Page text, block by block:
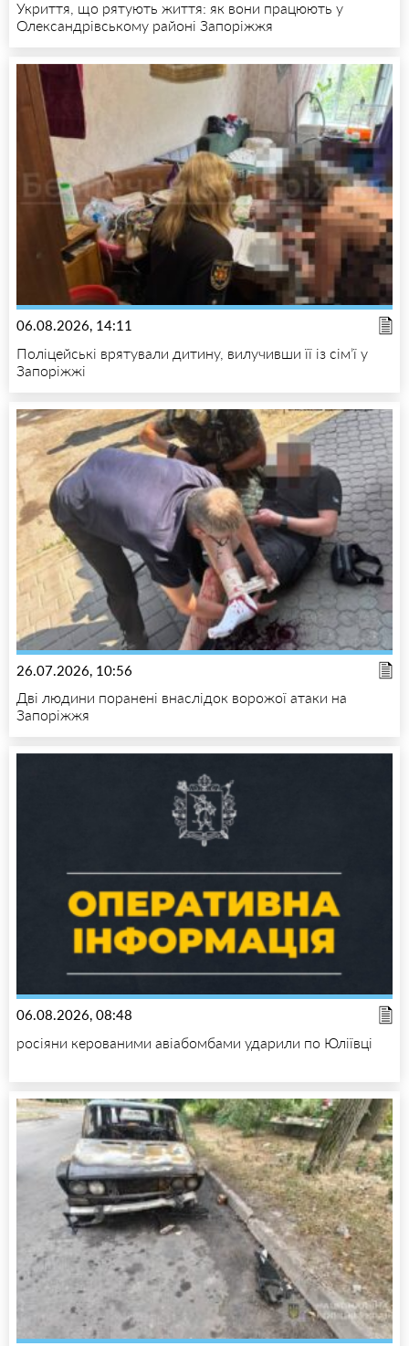
Укриття, що рятують життя: як вони працюють у
Олександрівському районі Запоріжжя
06.08.2026, 14:11
Поліцейські врятували дитину, вилучивши її із сім’ї у
Запоріжжі
26.07.2026, 10:56
Дві людини поранені внаслідок ворожої атаки на
Запоріжжя
06.08.2026, 08:48
росіяни керованими авіабомбами ударили по Юліївці